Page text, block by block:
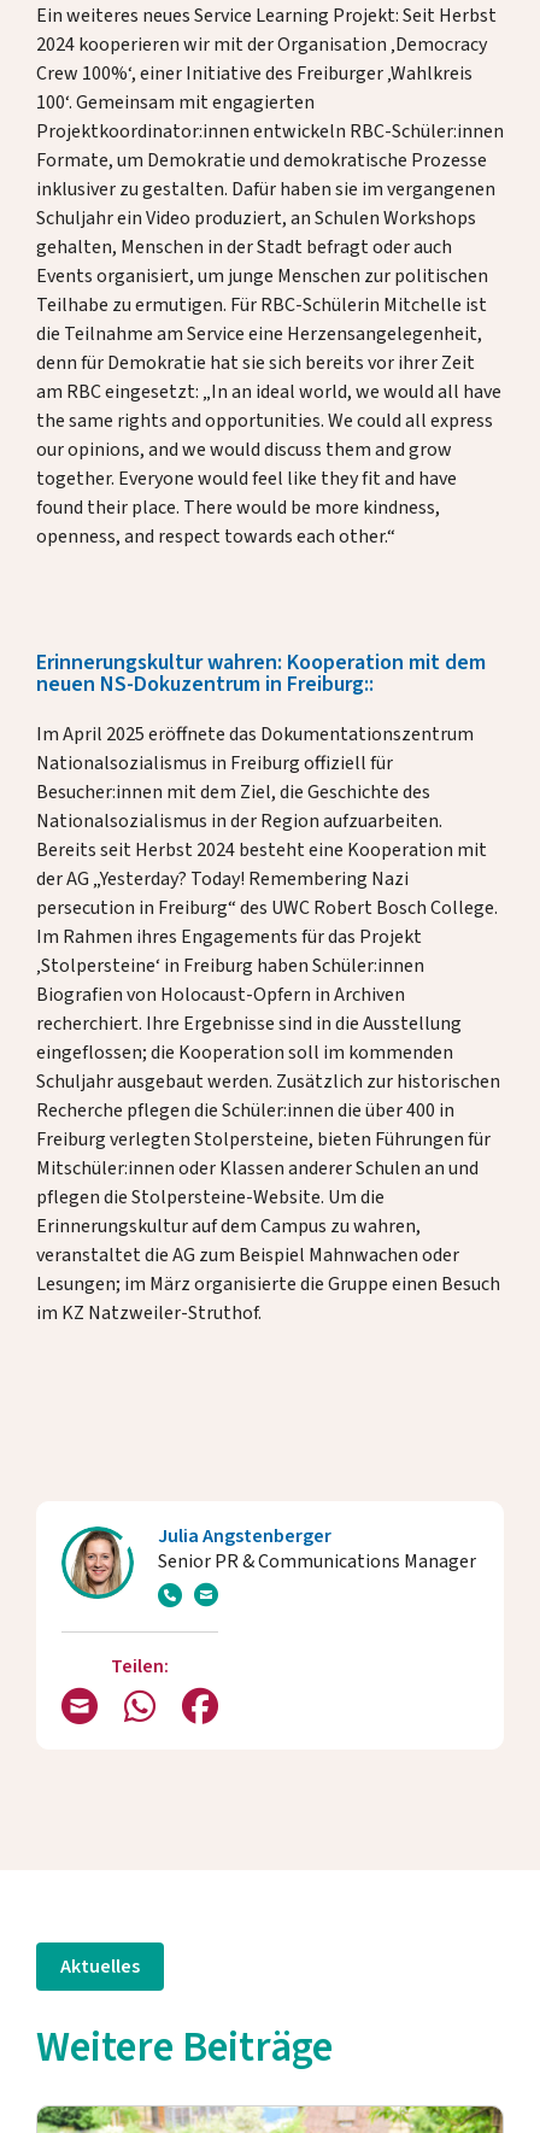
Ein weiteres neues Service Learning Projekt: Seit Herbst
2024 kooperieren wir mit der Organisation ‚Democracy
Crew 100%‘, einer Initiative des Freiburger ‚Wahlkreis
100‘. Gemeinsam mit engagierten
Projektkoordinator:innen entwickeln RBC-Schüler:innen
Formate, um Demokratie und demokratische Prozesse
inklusiver zu gestalten. Dafür haben sie im vergangenen
Schuljahr ein Video produziert, an Schulen Workshops
gehalten, Menschen in der Stadt befragt oder auch
Events organisiert, um junge Menschen zur politischen
Teilhabe zu ermutigen. Für RBC-Schülerin Mitchelle ist
die Teilnahme am Service eine Herzensangelegenheit,
denn für Demokratie hat sie sich bereits vor ihrer Zeit
am RBC eingesetzt: „In an ideal world, we would all have
the same rights and opportunities. We could all express
our opinions, and we would discuss them and grow
together. Everyone would feel like they fit and have
found their place. There would be more kindness,
openness, and respect towards each other.“
Erinnerungskultur wahren: Kooperation mit dem
neuen NS-Dokuzentrum in Freiburg::
Im April 2025 eröffnete das Dokumentationszentrum
Nationalsozialismus in Freiburg offiziell für
Besucher:innen mit dem Ziel, die Geschichte des
Nationalsozialismus in der Region aufzuarbeiten.
Bereits seit Herbst 2024 besteht eine Kooperation mit
der AG „Yesterday? Today! Remembering Nazi
persecution in Freiburg“ des UWC Robert Bosch College.
Im Rahmen ihres Engagements für das Projekt
‚Stolpersteine‘ in Freiburg haben Schüler:innen
Biografien von Holocaust-Opfern in Archiven
recherchiert. Ihre Ergebnisse sind in die Ausstellung
eingeflossen; die Kooperation soll im kommenden
Schuljahr ausgebaut werden. Zusätzlich zur historischen
Recherche pflegen die Schüler:innen die über 400 in
Freiburg verlegten Stolpersteine, bieten Führungen für
Mitschüler:innen oder Klassen anderer Schulen an und
pflegen die Stolpersteine-Website. Um die
Erinnerungskultur auf dem Campus zu wahren,
veranstaltet die AG zum Beispiel Mahnwachen oder
Lesungen; im März organisierte die Gruppe einen Besuch
im KZ Natzweiler-Struthof.
Julia Angstenberger
Senior PR & Communications Manager
Teilen:
Aktuelles
Weitere Beiträge